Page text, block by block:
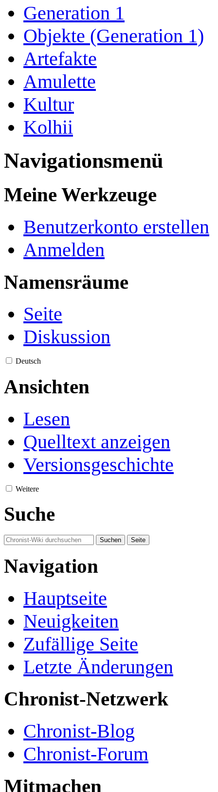
Generation 1
Objekte (Generation 1)
Artefakte
Amulette
Kultur
Kolhii
Navigationsmenü
Meine Werkzeuge
Benutzerkonto erstellen
Anmelden
Namensräume
Seite
Diskussion
Deutsch
Ansichten
Lesen
Quelltext anzeigen
Versionsgeschichte
Weitere
Suche
Navigation
Hauptseite
Neuigkeiten
Zufällige Seite
Letzte Änderungen
Chronist-Netzwerk
Chronist-Blog
Chronist-Forum
Mitmachen